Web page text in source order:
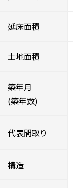
延床面積
土地面積
築年月
(築年数)
代表間取り
構造